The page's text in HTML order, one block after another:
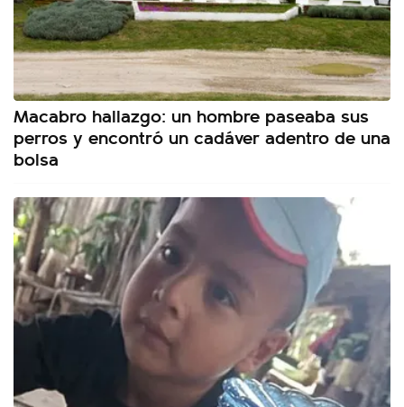
Macabro hallazgo: un hombre paseaba sus
perros y encontró un cadáver adentro de una
bolsa